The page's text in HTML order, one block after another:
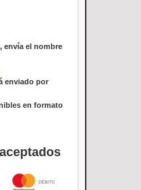
envía el nombre
enviado por
en formato